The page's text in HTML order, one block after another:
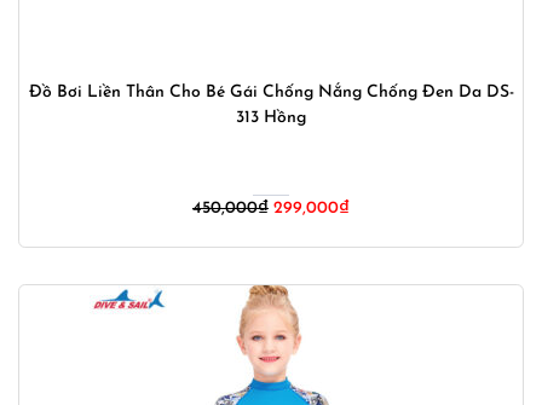
Đồ Bơi Liền Thân Cho Bé Gái Chống Nắng Chống Đen Da DS-
313 Hồng
450,000₫ Giá
450,000₫.
299,000₫Giá
là: